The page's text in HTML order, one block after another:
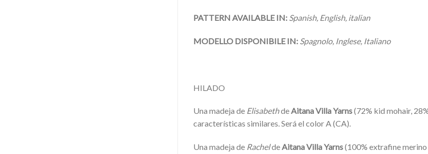
PATTERN AVAILABLE IN: Spanish, English, italian
MODELLO DISPONIBILE IN: Spagnolo, Inglese, Italiano
HILADO
Una madeja de ElisabethdeAitana Villa Yarns(72% kid mohair,
características similares. Será el color A (CA).
Una madeja de RacheldeAitana Villa Yarns(100% extrafine